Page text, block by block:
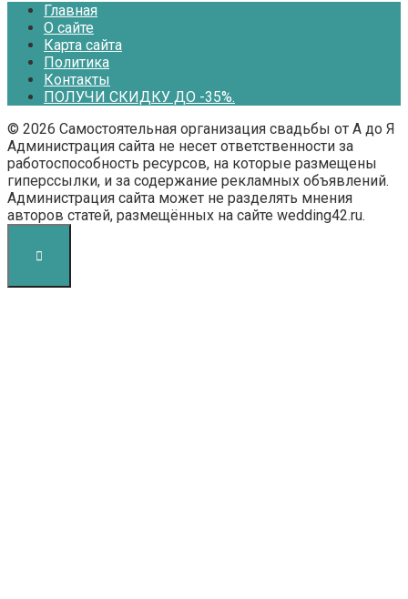
Главная
О сайте
Карта сайта
Политика
Контакты
ПОЛУЧИ СКИДКУ ДО -35%.
© 2026 Самостоятельная организация свадьбы от А до Я
Администрация сайта не несет ответственности за
работоспособность ресурсов, на которые размещены
гиперссылки, и за содержание рекламных объявлений.
Администрация сайта может не разделять мнения
авторов статей, размещённых на сайте wedding42.ru.